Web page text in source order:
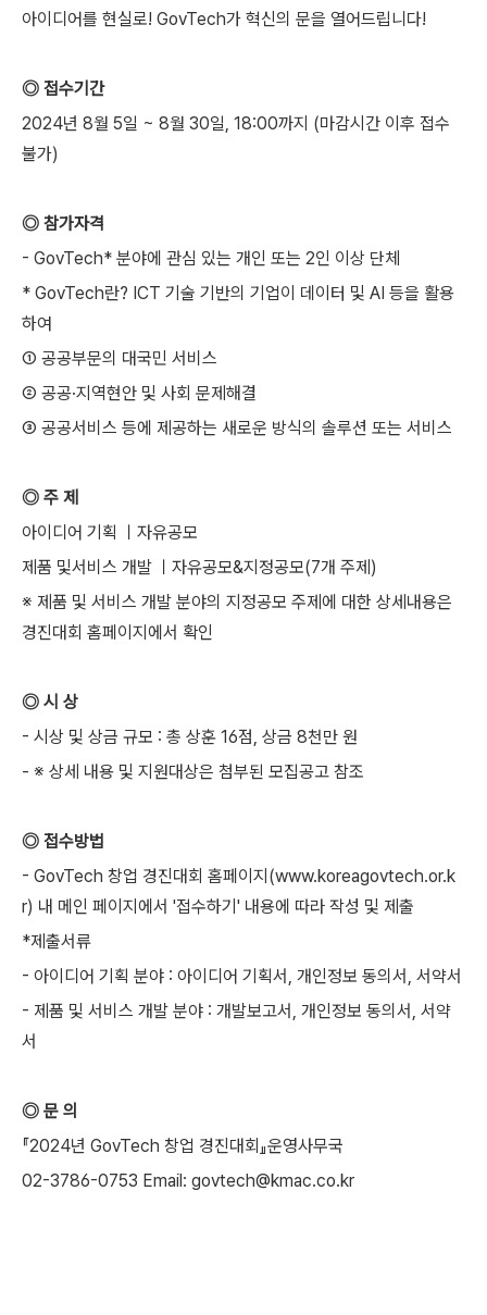
아이디어를 현실로! GovTech가 혁신의 문을 열어드립니다!
◎ 접수기간
2024년 8월 5일 ~ 8월 30일, 18:00까지 (마감시간 이후 접수
불가)
◎ 참가자격
- GovTech* 분야에 관심 있는 개인 또는 2인 이상 단체
* GovTech란? ICT 기술 기반의 기업이 데이터 및 AI 등을 활용
하여
① 공공부문의 대국민 서비스
② 공공·지역현안 및 사회 문제해결
③ 공공서비스 등에 제공하는 새로운 방식의 솔루션 또는 서비스
◎ 주 제
아이디어 기획 ㅣ자유공모
제품 및서비스 개발 ㅣ자유공모&지정공모(7개 주제)
※ 제품 및 서비스 개발 분야의 지정공모 주제에 대한 상세내용은
경진대회 홈페이지에서 확인
◎ 시 상
- 시상 및 상금 규모 : 총 상훈 16점, 상금 8천만 원
- ※ 상세 내용 및 지원대상은 첨부된 모집공고 참조
◎ 접수방법
- GovTech 창업 경진대회 홈페이지(www.koreagovtech.or.k
r) 내 메인 페이지에서 '접수하기' 내용에 따라 작성 및 제출
*제출서류
- 아이디어 기획 분야 : 아이디어 기획서, 개인정보 동의서, 서약서
- 제품 및 서비스 개발 분야 : 개발보고서, 개인정보 동의서, 서약
서
◎ 문 의
『2024년 GovTech 창업 경진대회』운영사무국
02-3786-0753 Email: govtech@kmac.co.kr